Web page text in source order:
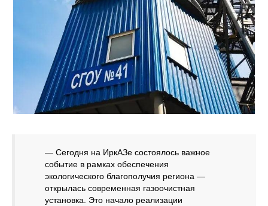
— Сегодня на ИркАЗе состоялось важное
событие в рамках обеспечения
экологического благополучия региона —
открылась современная газоочистная
установка. Это начало реализации